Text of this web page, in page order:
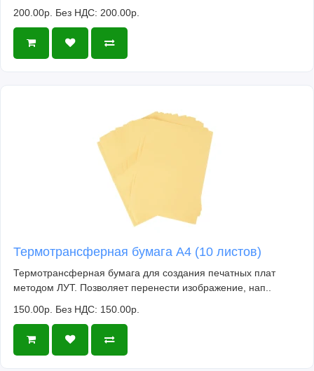
200.00р. Без НДС: 200.00р.
Термотрансферная бумага А4 (10 листов)
Термотрансферная бумага для создания печатных плат
методом ЛУТ. Позволяет перенести изображение, нап..
150.00р. Без НДС: 150.00р.